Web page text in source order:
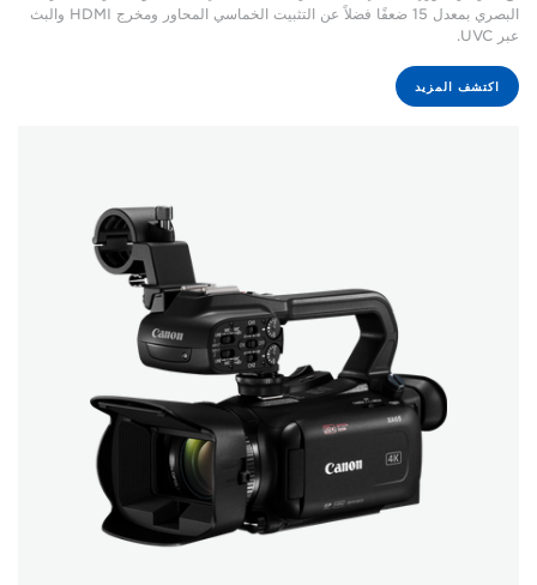
البصري بمعدل 15 ضعفًا فضلاً عن التثبيت الخماسي المحاور ومخرج HDMI والبث
عبر UVC.
اكتشف المزيد